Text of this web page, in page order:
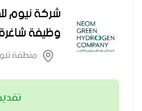
وظيفة
منطقة